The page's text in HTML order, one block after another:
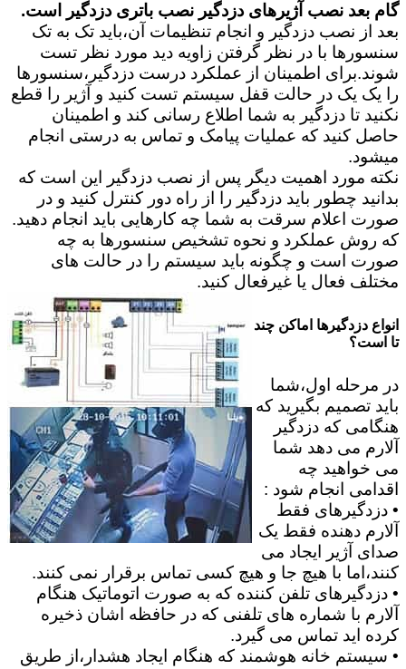
گام بعد نصب آژیرهای دزدگیر نصب باتری دزدگیر است.
بعد از نصب دزدگیر و انجام تنظیمات آن،باید تک به تک
سنسورها با در نظر گرفتن زاویه دید مورد نظر تست
شوند.برای اطمینان از عملکرد درست دزدگیر،سنسورها
را یک یک در حالت قفل سیستم تست کنید و آژیر را قطع
نکنید تا دزدگیر به شما اطلاع رسانی کند و اطمینان
حاصل کنید که عملیات پیامک و تماس به درستی انجام
میشود.
نکته مورد اهمیت دیگر پس از نصب دزدگیر این است که
بدانید چطور باید دزدگیر را از راه دور کنترل کنید و در
صورت اعلام سرقت به شما چه کارهایی باید انجام دهید.
که روش عملکرد و نحوه تشخیص سنسورها به چه
صورت است و چگونه باید سیستم را در حالت های
مختلف فعال یا غیرفعال کنید.
انواع دزدگیرها اماکن چند
تا است؟
در مرحله اول،شما
باید تصمیم بگیرید که
هنگامی که دزدگیر
آلارم می دهد شما
می خواهید چه
اقدامی انجام شود :
• دزدگیرهای فقط
آلارم دهنده فقط یک
صدای آژیر ایجاد می
کنند،اما با هیچ جا و هیچ کسی تماس برقرار نمی کنند.
• دزدگیرهای تلفن کننده که به صورت اتوماتیک هنگام
آلارم با شماره های تلفنی که در حافظه اشان ذخیره
کرده اید تماس می گیرد.
• سیستم خانه هوشمند که هنگام ایجاد هشدار،از طریق